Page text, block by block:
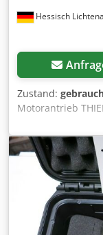
Hessisch
Zustand:
Motorantrieb
(Morsekonus
mm
780 / 1200 U/
U/min = 970 /
Motorleistung:
U/min.
über 2